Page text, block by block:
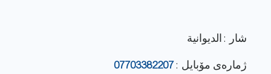
شار : الديوانية
ژماره‌ی مۆبایل :07703382207